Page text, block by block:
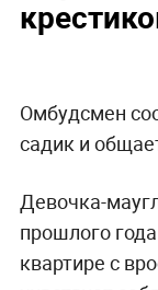
Омбудсмен
садик и
Девочка-
прошлого
квартире с